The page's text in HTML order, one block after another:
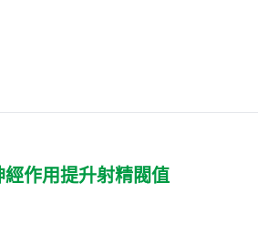
作用提升射精閥值